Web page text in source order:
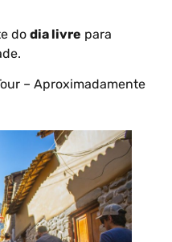
do dia livre para
– Aproximadamente